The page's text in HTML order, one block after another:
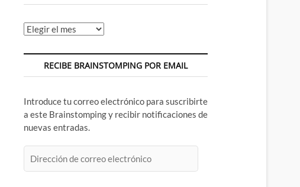
Archivos
RECIBE BRAINSTOMPING POR EMAIL
Introduce tu correo electrónico para suscribirte
a este Brainstomping y recibir notificaciones de
nuevas entradas.
de